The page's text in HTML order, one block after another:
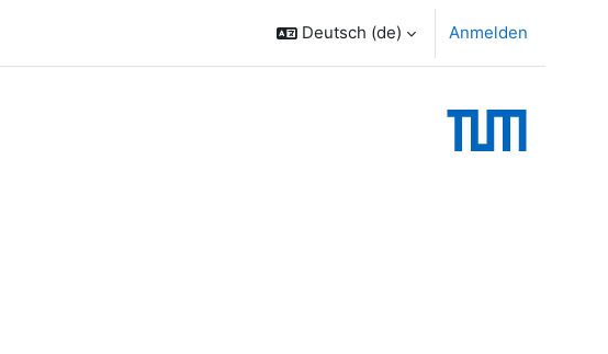
Deutsch ‎(de)‎ Anmelden